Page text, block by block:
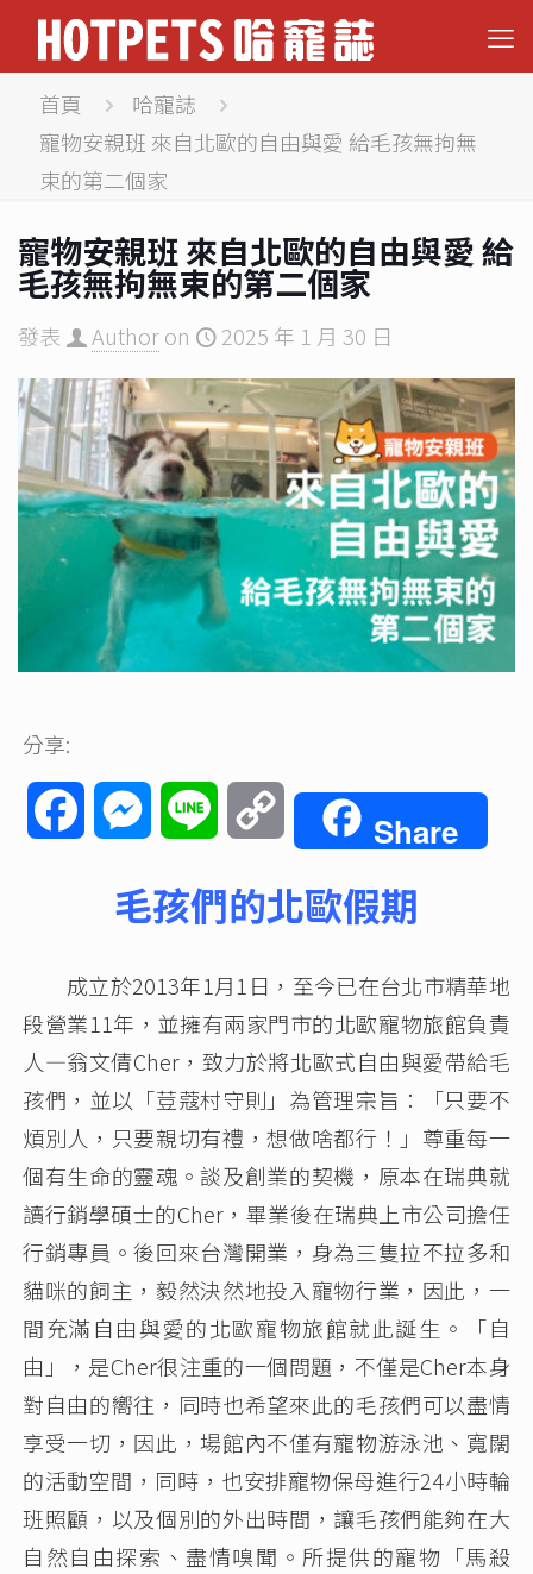
首頁
哈寵誌
寵物安親班 來自北歐的自由與愛 給毛孩無拘無
束的第二個家
寵物安親班 來自北歐的自由與愛 給
毛孩無拘無束的第二個家
發表 Authoron 2025 年 1 月 30 日
分享:
FacebookMessenger
Line
Copy
Share
毛孩們的北歐假期
成立於2013年1月1日，至今已在台北市精華地
段營業11年，並擁有兩家門市的北歐寵物旅館負責
人—翁文倩Cher，致力於將北歐式自由與愛帶給毛
孩們，並以「荳蔻村守則」為管理宗旨：「只要不
煩別人，只要親切有禮，想做啥都行！」尊重每一
個有生命的靈魂。談及創業的契機，原本在瑞典就
讀行銷學碩士的Cher，畢業後在瑞典上市公司擔任
行銷專員。後回來台灣開業，身為三隻拉不拉多和
貓咪的飼主，毅然決然地投入寵物行業，因此，一
間充滿自由與愛的北歐寵物旅館就此誕生。「自
由」，是Cher很注重的一個問題，不僅是Cher本身
對自由的嚮往，同時也希望來此的毛孩們可以盡情
享受一切，因此，場館內不僅有寵物游泳池、寬闊
的活動空間，同時，也安排寵物保母進行24小時輪
班照顧，以及個別的外出時間，讓毛孩們能夠在大
自然自由探索、盡情嗅聞。所提供的寵物「馬殺